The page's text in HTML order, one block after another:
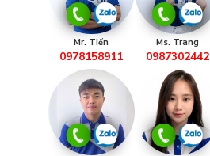
Mr. Tiến
0978158911
Ms. Trang
0987302442